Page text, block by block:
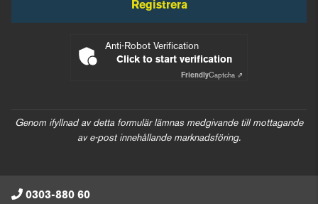
Registrera
Anti-Robot Verification
Click to start verification
FriendlyCaptcha ⇗
Genom ifyllnad av detta formulär lämnas medgivande till mottagande
av e-post innehållande marknadsföring.
0303-880 60